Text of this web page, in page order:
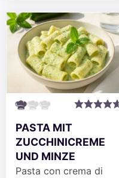
PASTA MIT
ZUCCHINICREME
UND MINZE
Pasta con crema di